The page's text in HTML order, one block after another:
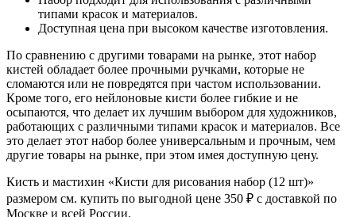
типами красок и материалов.
Доступная цена при высоком качестве изготовления.
По сравнению с другими товарами на рынке, этот набор
кистей обладает более прочными ручками, которые не
сломаются или не повредятся при частом использовании.
Кроме того, его нейлоновые кисти более гибкие и не
осыпаются, что делает их лучшим выбором для художников,
работающих с различными типами красок и материалов. Все
это делает этот набор более универсальным и прочным, чем
другие товары на рынке, при этом имея доступную цену.
Кисть и мастихин «Кисти для рисования набор (12 шт)»
размером см. купить по выгодной цене 350 ₽ с доставкой по
Москве и всей России.